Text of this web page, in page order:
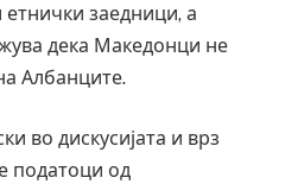
заедници, а
дека Македонци не
Албанците.
во дискусијата и врз
податоци од